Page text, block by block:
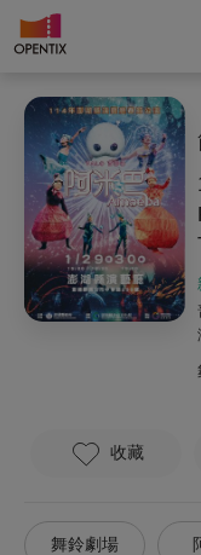
收藏
舞鈴劇場